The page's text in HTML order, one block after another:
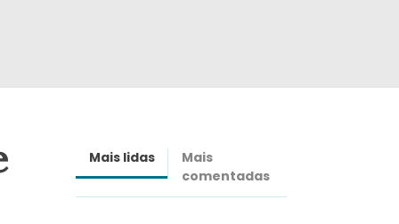
Mais lidas
Mais
comentadas